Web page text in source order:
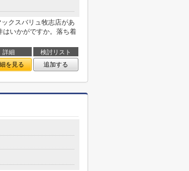
クスバリュ牧志店があ
はいかがですか。落ち着
詳細
検討リスト
を見る 追加する